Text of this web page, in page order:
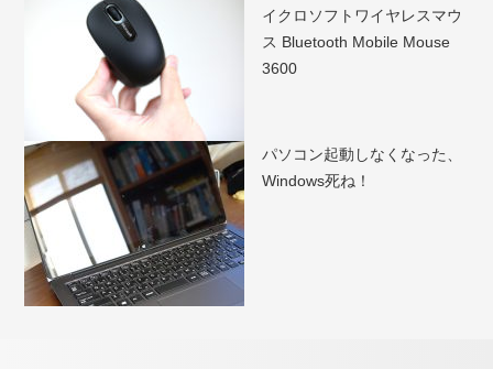
イクロソフトワイヤレスマウ
ス Bluetooth Mobile Mouse
3600
パソコン起動しなくなった、
Windows死ね！